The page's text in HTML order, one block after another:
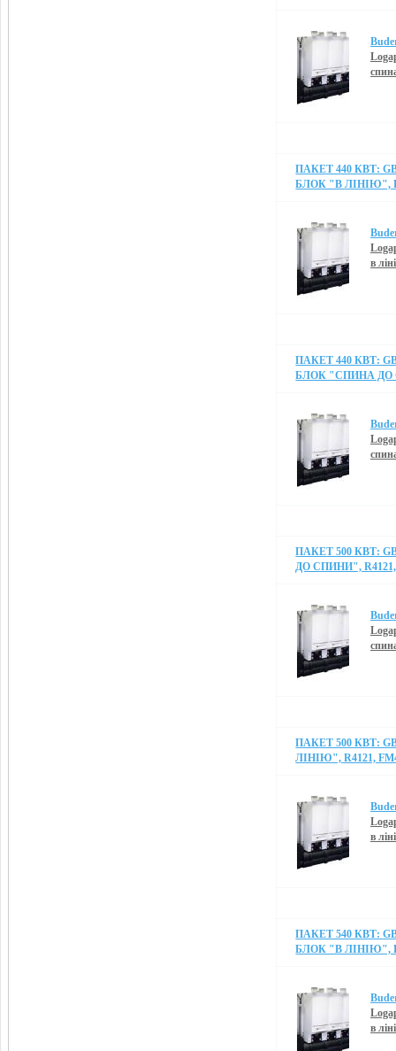
ПАКЕТ 440 КВТ:
БЛОК "В ЛІНІЮ",
в
ПАКЕТ 440 КВТ:
БЛОК "СПИНА ДО
ПАКЕТ 500 КВТ:
ДО СПИНИ", R4121,
ПАКЕТ 500 КВТ:
ЛІНІЮ", R4121,
в
ПАКЕТ 540 КВТ:
БЛОК "В ЛІНІЮ",
в